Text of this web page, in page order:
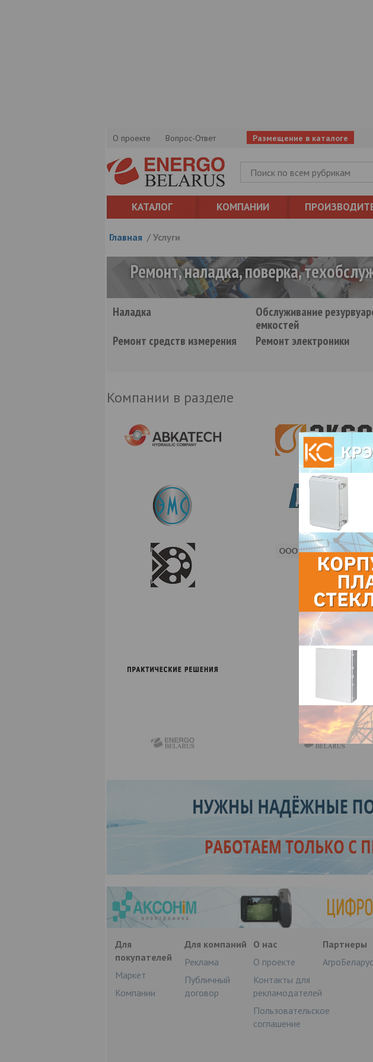
О проекте Вопрос-Ответ Размещение в каталоге
КАТАЛОГ КОМПАНИИ
Главная / Услуги
Ремонт, наладка, поверка,
Наладка
Обслуживание
емкостей
Ремонт средств измерения
Ремонт электроники
Компании в разделе
Для
покупателей
Маркет
Компании
Для компаний
Реклама
Публичный
договор
О нас
О проекте
Контакты для
рекламодателей
Пользовательское
соглашение
Партнеры